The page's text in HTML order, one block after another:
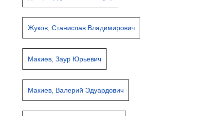
Жуков, Станислав Владимирович
Макиев, Заур Юрьевич
Макиев, Валерий Эдуардович